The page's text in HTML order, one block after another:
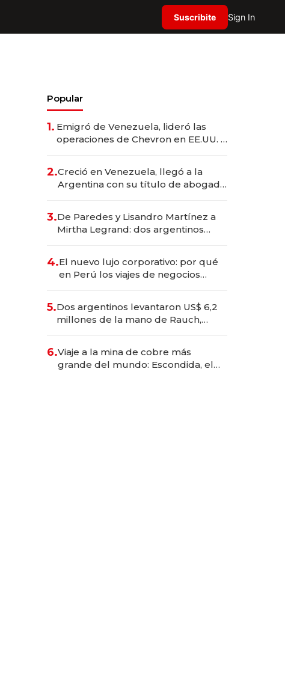
Suscribite Sign In
Popular
1. Emigró de Venezuela, lideró las
operaciones de Chevron en EE.UU. y
2.Creció en Venezuela, llegó a la
Argentina con su título de abogado
marcas "fast premium"
3.De Paredes y Lisandro Martínez a
Mirtha Legrand: dos argentinos
4.El nuevo lujo corporativo: por qué
en Perú los viajes de negocios
transformadoras
5.Dos argentinos levantaron US$ 6,2
millones de la mano de Rauch,
6.Viaje a la mina de cobre más
grande del mundo: Escondida, el